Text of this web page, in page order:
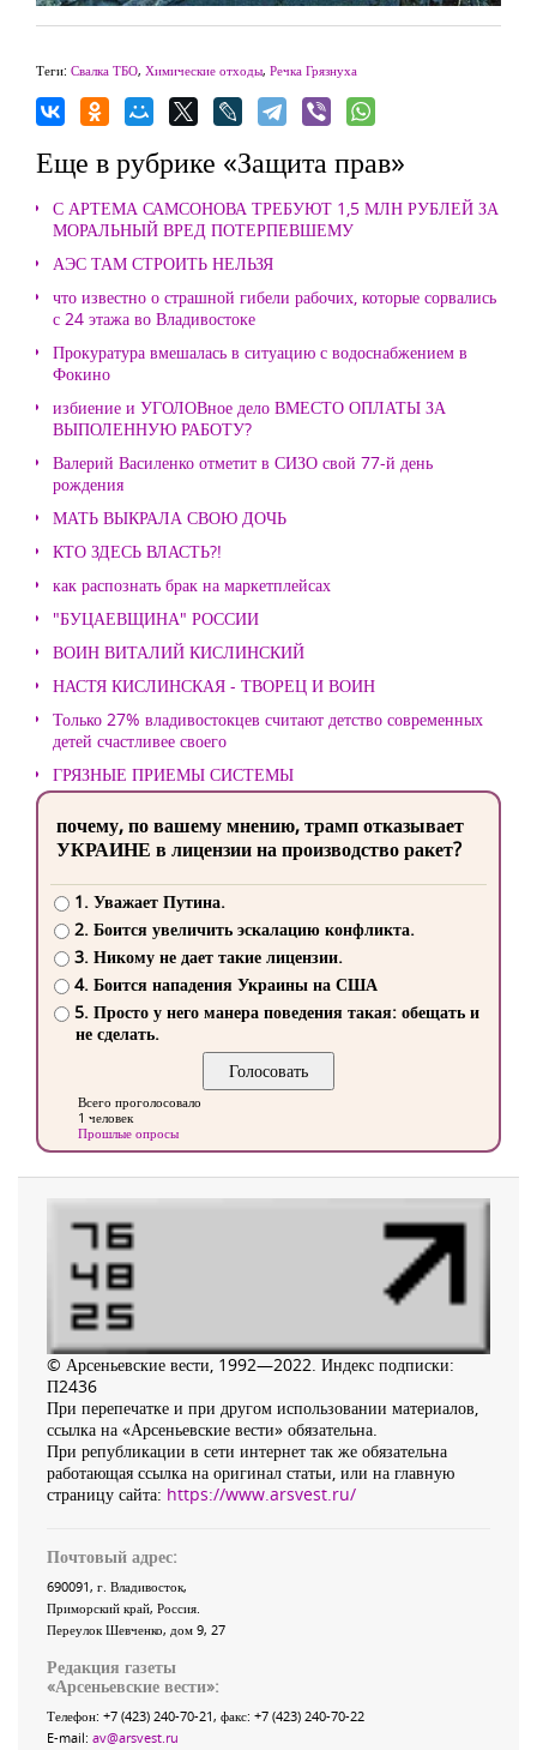
Теги: Свалка ТБО, Химические отходы, Речка Грязнуха
Еще в рубрике «Защита прав»
С АРТЕМА САМСОНОВА ТРЕБУЮТ 1,5 МЛН РУБЛЕЙ ЗА
МОРАЛЬНЫЙ ВРЕД ПОТЕРПЕВШЕМУ
АЭС ТАМ СТРОИТЬ НЕЛЬЗЯ
что известно о страшной гибели рабочих, которые сорвались
с 24 этажа во Владивостоке
Прокуратура вмешалась в ситуацию с водоснабжением в
Фокино
избиение и УГОЛОВное дело ВМЕСТО ОПЛАТЫ ЗА
ВЫПОЛЕННУЮ РАБОТУ?
Валерий Василенко отметит в СИЗО свой 77-й день
рождения
МАТЬ ВЫКРАЛА СВОЮ ДОЧЬ
КТО ЗДЕСЬ ВЛАСТЬ?!
как распознать брак на маркетплейсах
"БУЦАЕВЩИНА" РОССИИ
ВОИН ВИТАЛИЙ КИСЛИНСКИЙ
НАСТЯ КИСЛИНСКАЯ - ТВОРЕЦ И ВОИН
Только 27% владивостокцев считают детство современных
детей счастливее своего
ГРЯЗНЫЕ ПРИЕМЫ СИСТЕМЫ
почему, по вашему мнению, трамп отказывает
УКРАИНЕ в лицензии на производство ракет?
1. Уважает Путина.
2. Боится увеличить эскалацию конфликта.
3. Никому не дает такие лицензии.
4. Боится нападения Украины на США
5. Просто у него манера поведения такая: обещать и
не сделать.
Всего проголосовало
1 человек
Прошлые опросы
© Арсеньевские вести, 1992—2022. Индекс подписки:
П2436
При перепечатке и при другом использовании материалов,
ссылка на «Арсеньевские вести» обязательна.
При републикации в сети интернет так же обязательна
работающая ссылка на оригинал статьи, или на главную
страницу сайта: https://www.arsvest.ru/
Почтовый адрес:
690091, г. Владивосток,
Приморский край, Россия
Переулок Шевченко, дом 9, 27
Редакция газеты
«Арсеньевские вести»:
Телефон: +7 (423) 240-70-21, факс: +7 (423) 240-70-22
E-mail: av@arsvest.ru